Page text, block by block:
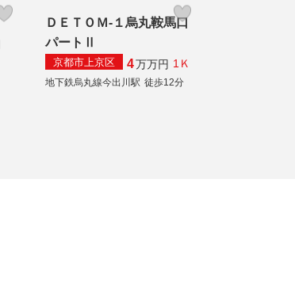
ＤＥＴＯＭ‐１烏丸鞍馬口
パートⅡ
京都市上京区 4万万円 1Ｋ
地下鉄烏丸線今出川駅 徒歩12分